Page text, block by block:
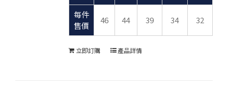
每件
售價
46 44 39 34 32
立即訂購 產品詳情